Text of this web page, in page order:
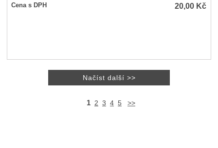
Cena s DPH
20,00 Kč
1 2 3 4 5 >>